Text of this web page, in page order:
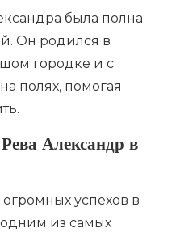
была полна
Он родился в
городке и с
полях, помогая
Александр в
успехов в
одним из самых